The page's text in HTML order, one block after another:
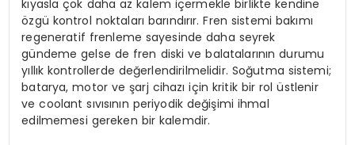
kıyasla çok daha az kalem içermekle birlikte kendine
özgü kontrol noktaları barındırır. Fren sistemi bakımı
regeneratif frenleme sayesinde daha seyrek
gündeme gelse de fren diski ve balatalarının durumu
yıllık kontrollerde değerlendirilmelidir. Soğutma sistemi;
batarya, motor ve şarj cihazı için kritik bir rol üstlenir
ve coolant sıvısının periyodik değişimi ihmal
edilmemesi gereken bir kalemdir.